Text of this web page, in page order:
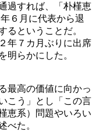
過すれば、「朴槿恵
６月に代表から退
るということだ。
年７カ月ぶりに出席
明らかにした。
最高の価値に向かっ
こう」とし「この言
恵系）問題やいろい
べた。